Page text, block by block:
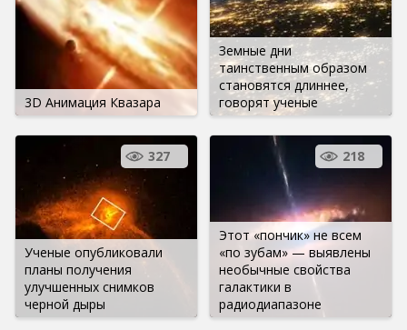
3D Анимация Квазара
Земные дни
таинственным образом
становятся длиннее,
говорят ученые
Ученые опубликовали
планы получения
улучшенных снимков
черной дыры
327
Этот «пончик» не всем
«по зубам» — выявлены
необычные свойства
галактики в
радиодиапазоне
218